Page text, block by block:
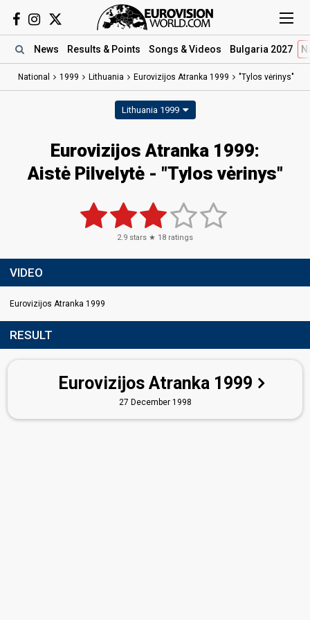
News Results & Points Songs & Videos Bulgaria 2027
National 1999 Lithuania Eurovizijos Atranka 1999 "Tylos vėrinys"
Lithuania 1999
Eurovizijos Atranka 1999:
Aistė Pilvelytė - "Tylos vėrinys"
2.9 stars ★ 18 ratings
VIDEO
Eurovizijos Atranka 1999
RESULT
Eurovizijos Atranka 1999
27 December 1998